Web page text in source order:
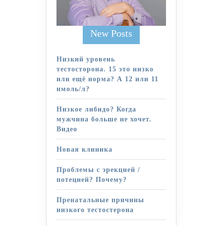
New Posts
Низкий уровень
тестосторона. 15 это низко
или ещё норма? А 12 или 11
нмоль/л?
Низкое либидо? Когда
мужчина больше не хочет.
Видео
Новая клиника
Проблемы с эрекцией /
потецией? Почему?
Пренатальные причины
низкого тестостерона